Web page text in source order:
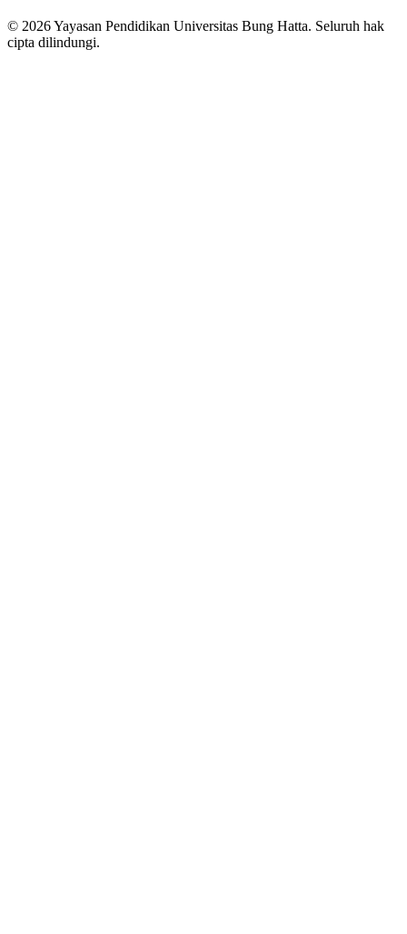
© 2026 Yayasan Pendidikan Universitas Bung Hatta. Seluruh hak
cipta dilindungi.